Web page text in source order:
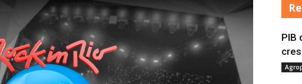
PIB